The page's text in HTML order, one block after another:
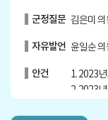
군정질문 김은미
자유발언 윤일순
안건
1. 2023
2. 2023
신동규 예